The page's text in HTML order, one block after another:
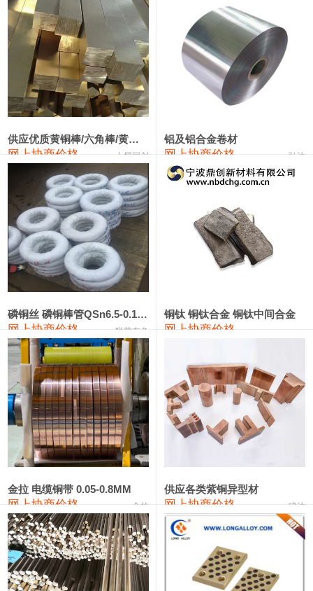
1#锑 88,000—94,000 91,000
2#锑 84,000—90,000 87,000 0
1#镁 17,000—18,000 17,500
1#电解锰(99.7%袋装) 17,900—18,100 18,000
1#电解锰 18,800—19,000 18,900
1#铬 60,000—82,000
2202#硅 14,100—14,300
553#硅 9,200—9,400 9,300
3303#硅 10,300—10,500 10,400
441#硅 9,500—9,700
金属硅553#-331# 10,000 0
漆包线 111,610—115,610 113,610
磷铜合金 110,400—117,200 113,800 1,050
无氧铜丝(硬) 109,350—109,650 109,500
R410A专用紫铜管 113,340—113,340
铸造铝合金锭(A380） 26,200—26,400 26,300 100
铝合金ADC12 24,100—24,300 100
铸造铝合金锭(ZL102) 24,100—24,300 24,200
供应优质黄铜棒/六角棒/黄铜方板
网上协商价格 十堰同创
铝及铝合金卷材
网上协商价格 弘达
磷铜丝 磷铜棒管QSn6.5-0.1 7-0.2 8-0.3
网上协商价格 联荣有色
铜钛 铜钛合金 铜钛中间合金
网上协商价格
金拉 电缆铜带 0.05-0.8MM
网上协商价格 金拉
供应各类紫铜异型材
网上协商价格 骏达